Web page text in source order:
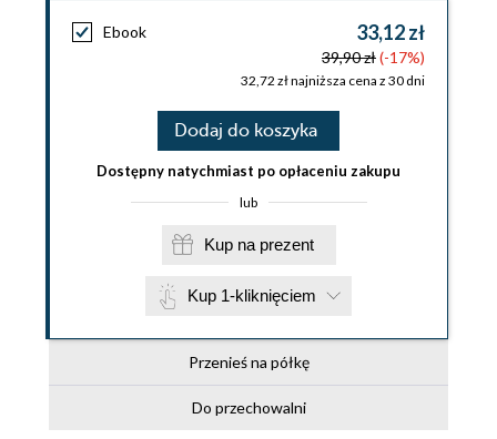
Ebook 33,12 zł
39,90 zł(-17%)
32,72 zł najniższa cena z 30 dni
Dodaj do koszyka
Dostępny natychmiast po opłaceniu zakupu
lub
Kup na prezent
Kup 1-kliknięciem
Przenieś na półkę
Do przechowalni